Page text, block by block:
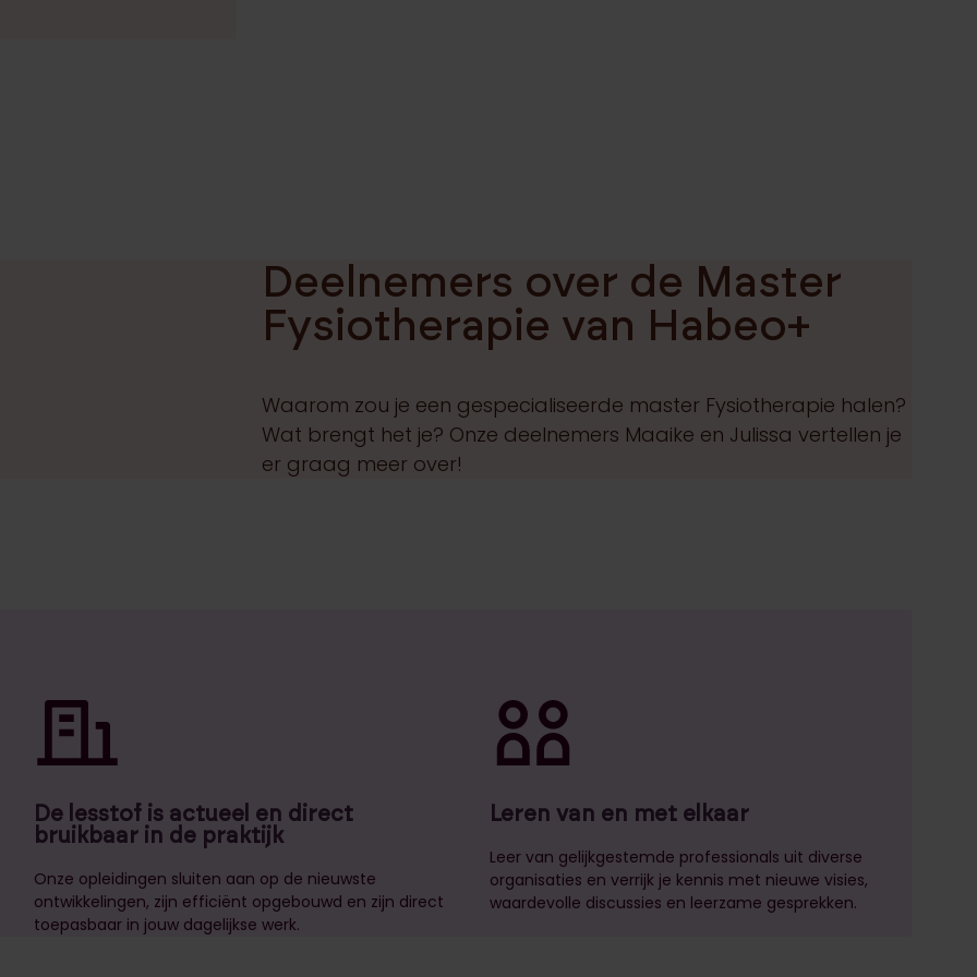
Deelnemers over de Master
Fysiotherapie van Habeo+
Waarom zou je een gespecialiseerde master Fysiotherapie halen?
Wat brengt het je? Onze deelnemers Maaike en Julissa vertellen je
er graag meer over!
De lesstof is actueel en direct
bruikbaar in de praktijk
Onze opleidingen sluiten aan op de nieuwste
ontwikkelingen, zijn efficiënt opgebouwd en zijn direct
toepasbaar in jouw dagelijkse werk.
Leren van en met elkaar
Leer van gelijkgestemde professionals uit diverse
organisaties en verrijk je kennis met nieuwe visies,
waardevolle discussies en leerzame gesprekken.